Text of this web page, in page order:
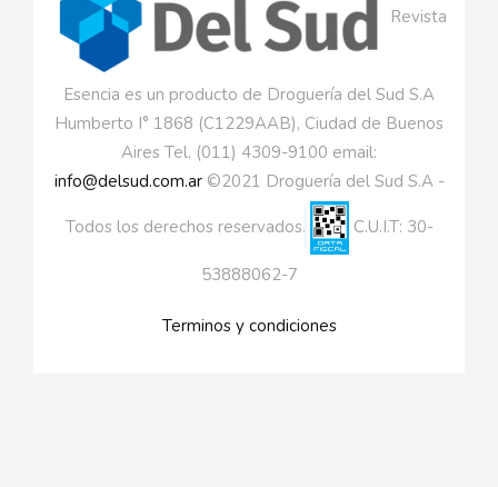
Revista
Esencia es un producto de Droguería del Sud S.A
Humberto I° 1868 (C1229AAB), Ciudad de Buenos
Aires Tel. (011) 4309-9100 email:
info@delsud.com.ar©2021 Droguería del Sud S.A -
Todos los derechos reservados. C.U.I.T: 30-
53888062-7
Terminos y condiciones